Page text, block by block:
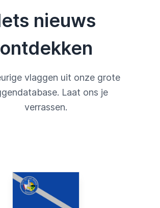
nieuws
ontdekken
vlaggen uit onze grote
Laat ons je
verrassen.